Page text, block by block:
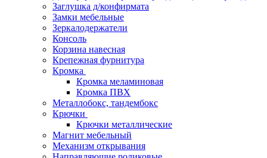
Заглушка д/конфирмата
Замки мебельные
Зеркалодержатели
Консоль
Корзина навесная
Крепежная фурнитура
Кромка
Кромка меламиновая
Кромка ПВХ
Металлобокс, тандембокс
Крючки
Крючки металлические
Магнит мебельный
Механизм открывания